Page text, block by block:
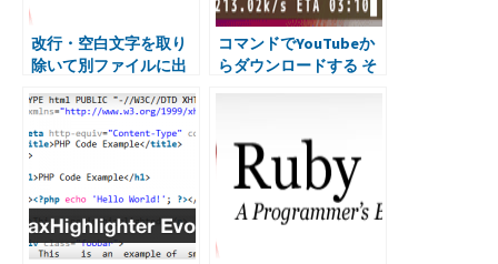
改行・空白文字を取り
除いて別ファイルに出
トで）
コマンドでYouTubeか
らダウンロードする そ